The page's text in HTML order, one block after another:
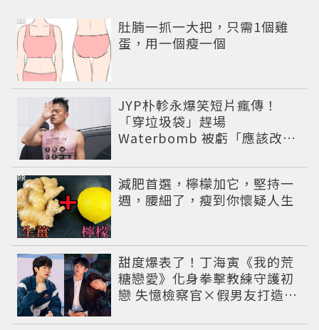
肚腩一抓一大把，只需1個雞
蛋，用一個瘦一個
PR
JYP朴軫永爆笑短片瘋傳！
「穿垃圾袋」趕場
Waterbomb 被虧「應該改名
減肥首選，檸檬加它，堅持一
週，腰細了，瘦到你懷疑人生
PR
甜度爆表了！丁海寅《我的荒
糖戀愛》化身拳擊教練守護初
戀 失憶檢察官×假男友打造今